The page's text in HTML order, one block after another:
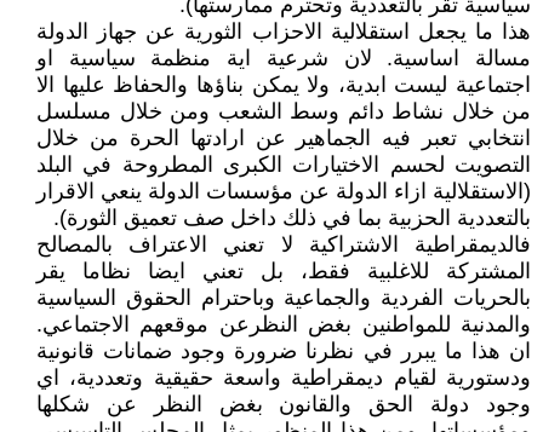
سياسية تقر بالتعددية وتحترم ممارستها).
هذا ما يجعل استقلالية الاحزاب الثورية عن جهاز الدولة
مسالة اساسية. لان شرعية اية منظمة سياسية او
اجتماعية ليست ابدية، ولا يمكن بناؤها والحفاظ عليها الا
من خلال نشاط دائم وسط الشعب ومن خلال مسلسل
انتخابي تعبر فيه الجماهير عن ارادتها الحرة من خلال
التصويت لحسم الاختيارات الكبرى المطروحة في البلد
(الاستقلالية ازاء الدولة عن مؤسسات الدولة ينعي الاقرار
بالتعددية الحزبية بما في ذلك داخل صف تعميق الثورة).
فالديمقراطية الاشتراكية لا تعني الاعتراف بالمصالح
المشتركة للاغلبية فقط، بل تعني ايضا نظاما يقر
بالحريات الفردية والجماعية وباحترام الحقوق السياسية
والمدنية للمواطنين بغض النظرعن موقعهم الاجتماعي.
ان هذا ما يبرر في نظرنا ضرورة وجود ضمانات قانونية
ودستورية لقيام ديمقراطية واسعة حقيقية وتعددية، اي
وجود دولة الحق والقانون بغض النظر عن شكلها